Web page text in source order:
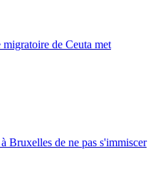
migratoire de Ceuta met
Bruxelles de ne pas s'immiscer